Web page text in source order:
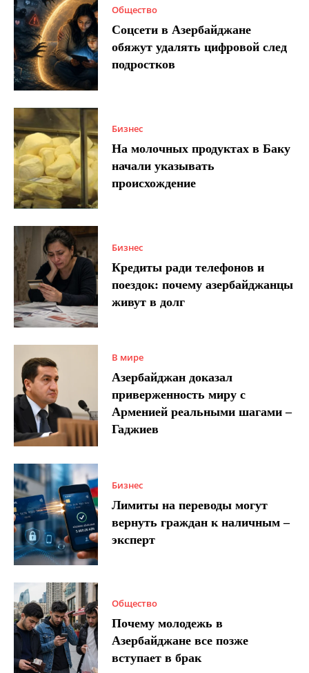
Общество
Соцсети в Азербайджане
обяжут удалять цифровой след
подростков
Бизнес
На молочных продуктах в Баку
начали указывать
происхождение
Бизнес
Кредиты ради телефонов и
поездок: почему азербайджанцы
живут в долг
В мире
Азербайджан доказал
приверженность миру с
Арменией реальными шагами –
Гаджиев
Бизнес
Лимиты на переводы могут
вернуть граждан к наличным –
эксперт
Общество
Почему молодежь в
Азербайджане все позже
вступает в брак